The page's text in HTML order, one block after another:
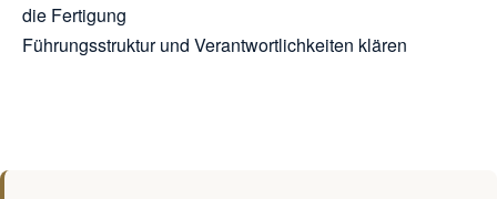
die Fertigung
Führungsstruktur und Verantwortlichkeiten klären